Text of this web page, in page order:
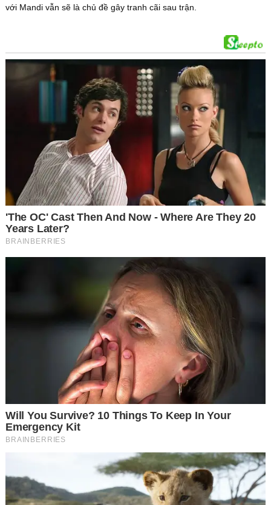
với Mandi vẫn sẽ là chủ đề gây tranh cãi sau trận.